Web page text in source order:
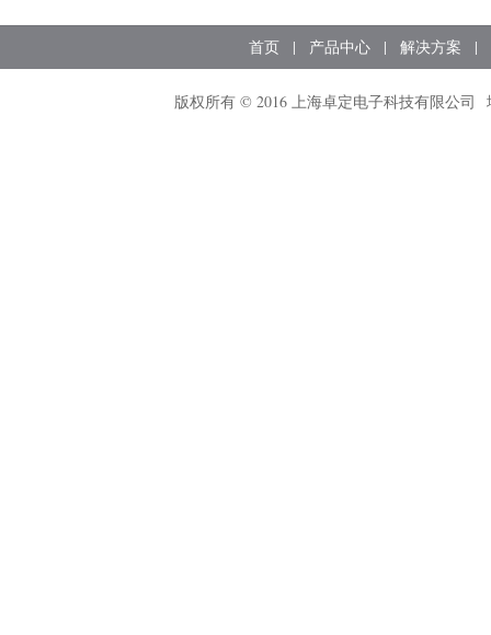
首页 | 产品中心 | 解决方案 |
版权所有 © 2016 上海卓定电子科技有限公司